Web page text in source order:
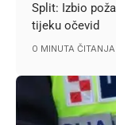
Split: Izbio
tijeku očevid
0 MINUTA ČITANJA